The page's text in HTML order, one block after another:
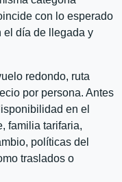
con lo esperado
el día de llegada y
redondo, ruta
por persona. Antes
en el
familia tarifaria,
políticas del
traslados o